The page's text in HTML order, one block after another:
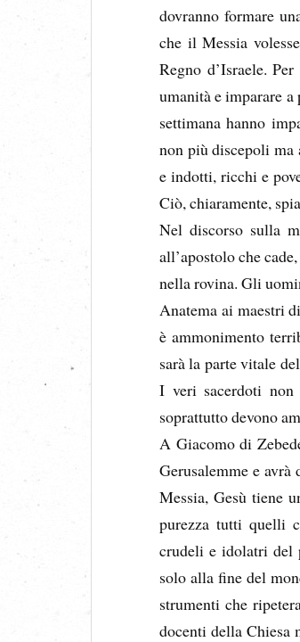
dovranno formare
che il Messia
Regno d’Israele.
umanità e imparare
settimana hanno
non più discepoli
e indotti, ricchi e
Ciò, chiaramente,
Nel discorso sulla
all’apostolo che
nella rovina. Gli
Anatema ai maestri
è ammonimento
sarà la parte vitale
I veri sacerdoti non
soprattutto devono
A Giacomo di
Gerusalemme e
Messia, Gesù tiene
purezza tutti quelli
crudeli e idolatri del
solo alla fine del
strumenti che
docenti della Chiesa